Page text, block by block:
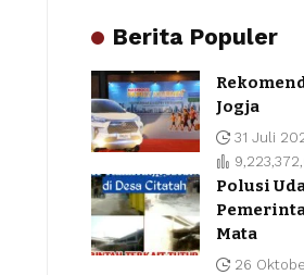
Berita Populer
Jogja
31 Juli
Polusi
Mata
26